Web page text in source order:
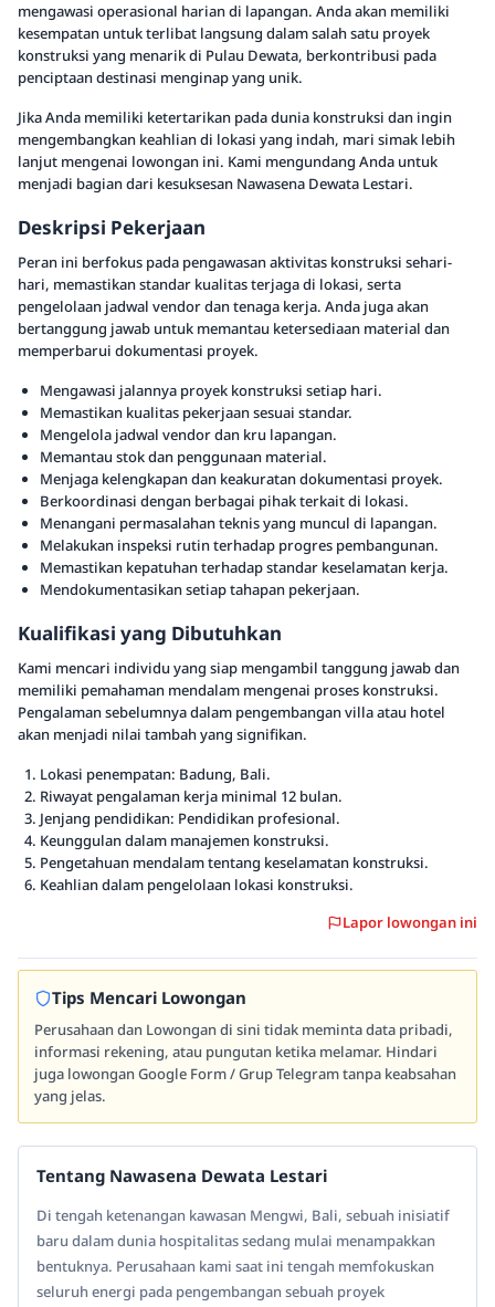
mengawasi operasional harian di lapangan. Anda akan memiliki
kesempatan untuk terlibat langsung dalam salah satu proyek
konstruksi yang menarik di Pulau Dewata, berkontribusi pada
penciptaan destinasi menginap yang unik.
Jika Anda memiliki ketertarikan pada dunia konstruksi dan ingin
mengembangkan keahlian di lokasi yang indah, mari simak lebih
lanjut mengenai lowongan ini. Kami mengundang Anda untuk
menjadi bagian dari kesuksesan Nawasena Dewata Lestari.
Deskripsi Pekerjaan
Peran ini berfokus pada pengawasan aktivitas konstruksi sehari-
hari, memastikan standar kualitas terjaga di lokasi, serta
pengelolaan jadwal vendor dan tenaga kerja. Anda juga akan
bertanggung jawab untuk memantau ketersediaan material dan
memperbarui dokumentasi proyek.
Mengawasi jalannya proyek konstruksi setiap hari.
Memastikan kualitas pekerjaan sesuai standar.
Mengelola jadwal vendor dan kru lapangan.
Memantau stok dan penggunaan material.
Menjaga kelengkapan dan keakuratan dokumentasi proyek.
Berkoordinasi dengan berbagai pihak terkait di lokasi.
Menangani permasalahan teknis yang muncul di lapangan.
Melakukan inspeksi rutin terhadap progres pembangunan.
Memastikan kepatuhan terhadap standar keselamatan kerja.
Mendokumentasikan setiap tahapan pekerjaan.
Kualifikasi yang Dibutuhkan
Kami mencari individu yang siap mengambil tanggung jawab dan
memiliki pemahaman mendalam mengenai proses konstruksi.
Pengalaman sebelumnya dalam pengembangan villa atau hotel
akan menjadi nilai tambah yang signifikan.
Lokasi penempatan: Badung, Bali.
Riwayat pengalaman kerja minimal 12 bulan.
Jenjang pendidikan: Pendidikan profesional.
Keunggulan dalam manajemen konstruksi.
Pengetahuan mendalam tentang keselamatan konstruksi.
Keahlian dalam pengelolaan lokasi konstruksi.
Lapor lowongan ini
Tips Mencari Lowongan
Perusahaan dan Lowongan di sini tidak meminta data pribadi,
informasi rekening, atau pungutan ketika melamar. Hindari
juga lowongan Google Form / Grup Telegram tanpa keabsahan
yang jelas.
Tentang Nawasena Dewata Lestari
Di tengah ketenangan kawasan Mengwi, Bali, sebuah inisiatif
baru dalam dunia hospitalitas sedang mulai menampakkan
bentuknya. Perusahaan kami saat ini tengah memfokuskan
seluruh energi pada pengembangan sebuah proyek